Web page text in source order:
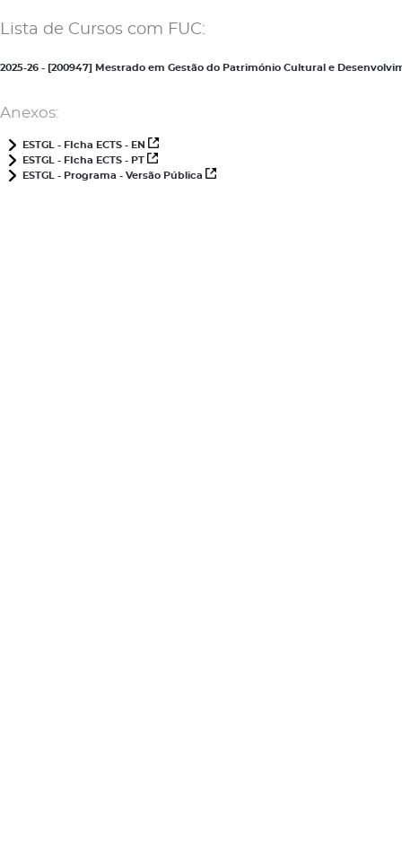
Lista de Cursos com FUC:
2025-26 - [200947] Mestrado em Gestão do Património Cultural e
Anexos:
ESTGL - FIcha ECTS - EN
ESTGL - FIcha ECTS - PT
ESTGL - Programa - Versão Pública